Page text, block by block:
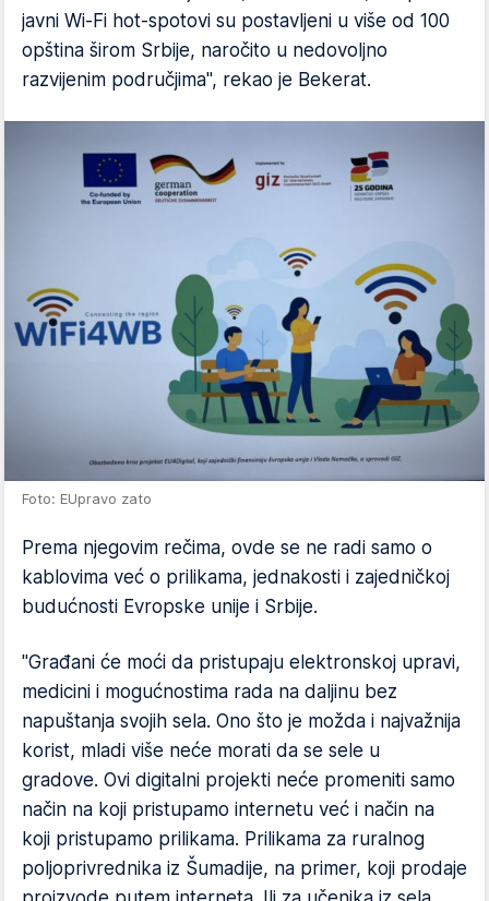
javni Wi-Fi hot-spotovi su postavljeni u više od 100
opština širom Srbije, naročito u nedovoljno
razvijenim područjima", rekao je Bekerat.
Foto: EUpravo zato
Prema njegovim rečima, ovde se ne radi samo o
kablovima već o prilikama, jednakosti i zajedničkoj
budućnosti Evropske unije i Srbije.
"Građani će moći da pristupaju elektronskoj upravi,
medicini i mogućnostima rada na daljinu bez
napuštanja svojih sela. Ono što je možda i najvažnija
korist, mladi više neće morati da se sele u
gradove. Ovi digitalni projekti neće promeniti samo
način na koji pristupamo internetu već i način na
koji pristupamo prilikama. Prilikama za ruralnog
poljoprivrednika iz Šumadije, na primer, koji prodaje